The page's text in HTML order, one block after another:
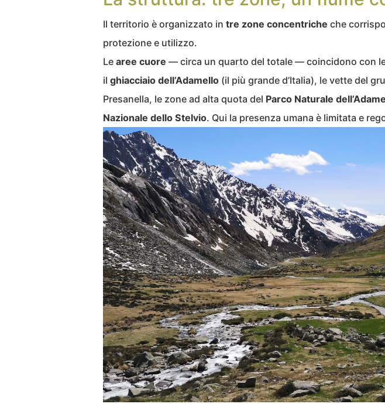
Il territorio è organizzato in tre zone concentriche che
protezione e utilizzo.
Le aree cuore — circa un quarto del totale — coincidono con
il ghiacciaio dell’Adamello (il più grande d’Italia), le vette del
Presanella, le zone ad alta quota del Parco Naturale
Nazionale dello Stelvio. Qui la presenza umana è limitata e